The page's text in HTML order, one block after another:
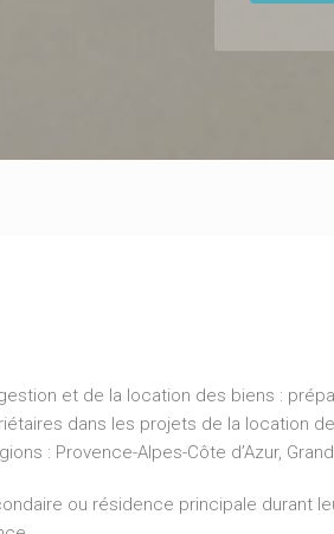
et de la location des biens :
dans les projets de la location
: Provence-Alpes-Côte d’Azur,
ou résidence principale durant